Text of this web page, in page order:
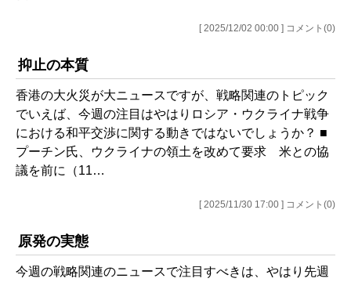
[ 2025/12/02 00:00 ] コメント(0)
抑止の本質
香港の大火災が大ニュースですが、戦略関連のトピック
でいえば、今週の注目はやはりロシア・ウクライナ戦争
における和平交渉に関する動きではないでしょうか？ ■
プーチン氏、ウクライナの領土を改めて要求 米との協
議を前に（11…
[ 2025/11/30 17:00 ] コメント(0)
原発の実態
今週の戦略関連のニュースで注目すべきは、やはり先週